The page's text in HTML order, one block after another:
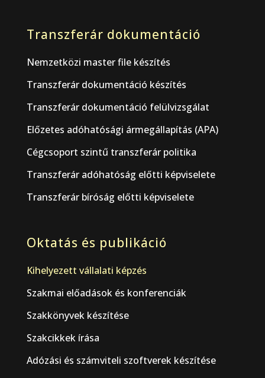
Transzferár dokumentáció
Nemzetközi master file készítés
Transzferár dokumentáció készítés
Transzferár dokumentáció felülvizsgálat
Előzetes adóhatósági ármegállapítás (APA)
Cégcsoport szintű transzferár politika
Transzferár adóhatóság előtti képviselete
Transzferár bíróság előtti képviselete
Oktatás és publikáció
Kihelyezett vállalati képzés
Szakmai előadások és konferenciák
Szakkönyvek készítése
Szakcikkek írása
Adózási és számviteli szoftverek készítése